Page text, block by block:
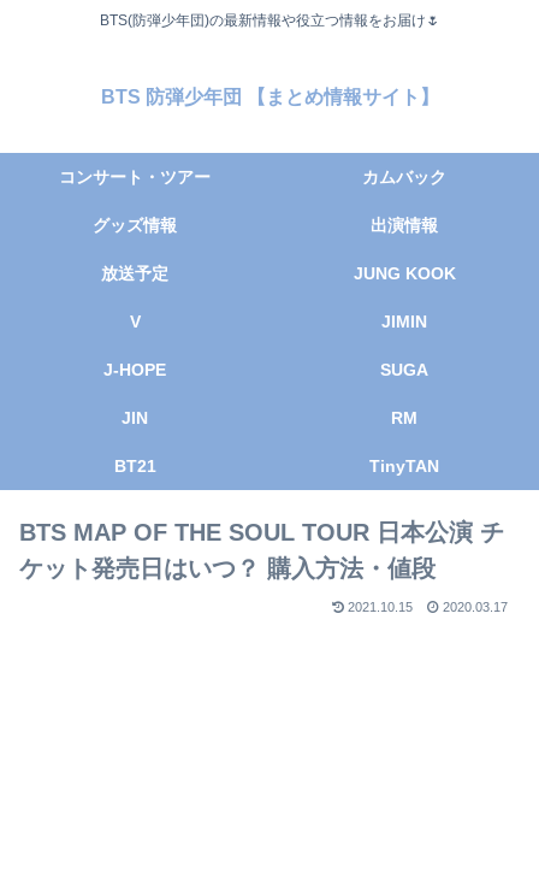
BTS(防弾少年団)の最新情報や役立つ情報をお届け🌷
BTS 防弾少年団 【まとめ情報サイト】
コンサート・ツアー カムバック
グッズ情報 出演情報
放送予定 JUNG KOOK
V JIMIN
J-HOPE SUGA
JIN RM
BT21 TinyTAN
BTS MAP OF THE SOUL TOUR 日本公演 チ
ケット発売日はいつ？ 購入方法・値段
2021.10.15 2020.03.17